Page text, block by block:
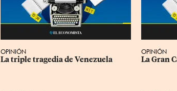
OPINIÓN
La triple tragedia de Venezuela
OPINIÓN
La Gran